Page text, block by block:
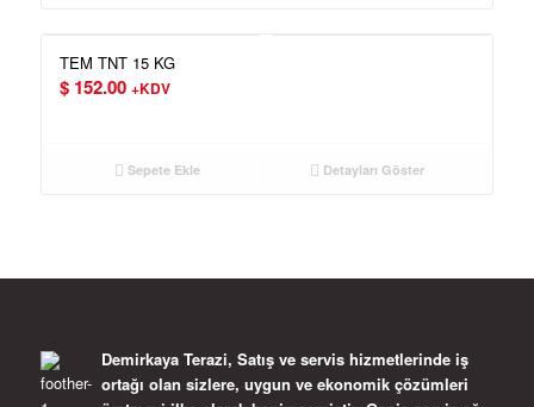
TEM TNT 15 KG
$152.00 +KDV
Sepete Ekle Detayları Göster
Demirkaya Terazi, Satış ve servis hizmetlerinde iş
ortağı olan sizlere, uygun ve ekonomik çözümleri